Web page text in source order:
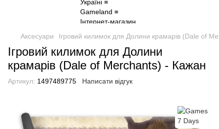
Аксесуари Ігровий килимок для Долини крамарів (Dale of
Ігровий килимок для Долини
крамарів (Dale of Merchants) - Кажан
Артикул: 1497489775 Написати відгук